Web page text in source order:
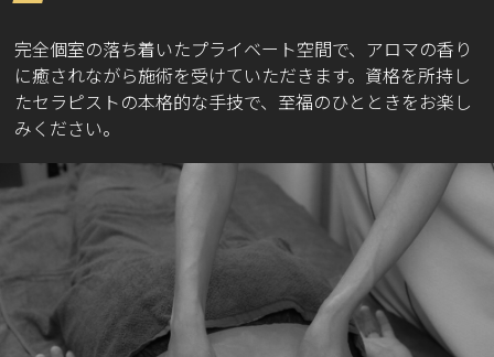
完全個室の落ち着いたプライベート空間で、アロマの香り
に癒されながら施術を受けていただきます。資格を所持し
たセラピストの本格的な手技で、至福のひとときをお楽し
みください。